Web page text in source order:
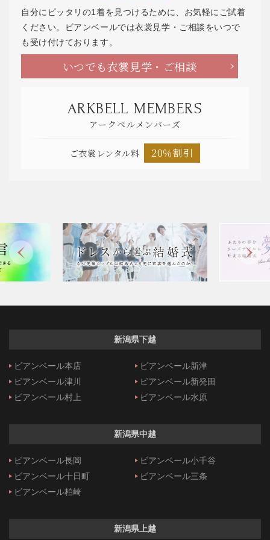
自分にピッタリの1着を見つけるために、お気軽にご試着
ください。ビアンベールでは衣裳見学・ご相談をいつで
も受け付けております。
いつでも衣裳見学・ご相談
ARKBELL MEMBERS
アークベルメンバーズ
ご衣裳レンタル料 20％割引
新潟県下越
ビアンベール本店
ビアンベール新津
ビアンベール津川
ビアンベール新発田
ビアンベール村上
ビアンベール水原
新潟県中越
ビアンベール長岡
ビアンベール小千谷
ビアンベール十日町
ビアンベール三条
ビアンベール柏崎
新潟県上越